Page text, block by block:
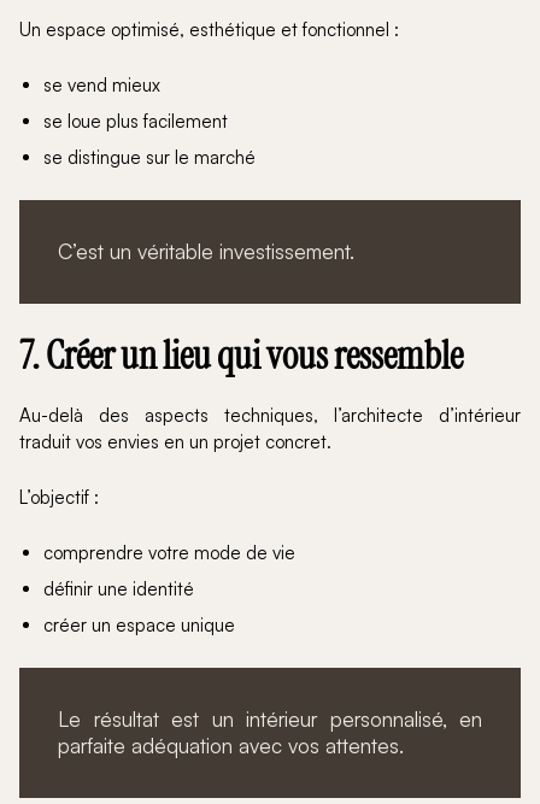
Un espace optimisé, esthétique et fonctionnel :
se vend mieux
se loue plus facilement
se distingue sur le marché
C’est un véritable investissement.
7. Créer un lieu qui vous ressemble
Au-delà des aspects techniques, l’architecte d’intérieur
traduit vos envies en un projet concret.
L’objectif :
comprendre votre mode de vie
définir une identité
créer un espace unique
Le résultat est un intérieur personnalisé, en
parfaite adéquation avec vos attentes.